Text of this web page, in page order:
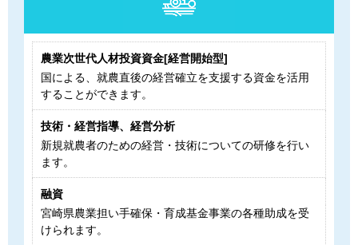
農業次世代人材投資資金[経営開始型]
国による、就農直後の経営確立を支援する資金を活用
することができます。
技術・経営指導、経営分析
新規就農者のための経営・技術についての研修を行い
ます。
融資
宮崎県農業担い手確保・育成基金事業の各種助成を受
けられます。